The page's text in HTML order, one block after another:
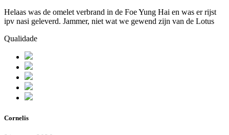
Helaas was de omelet verbrand in de Foe Yung Hai en was er rijst
ipv nasi geleverd. Jammer, niet wat we gewend zijn van de Lotus
Qualidade
Cornelis